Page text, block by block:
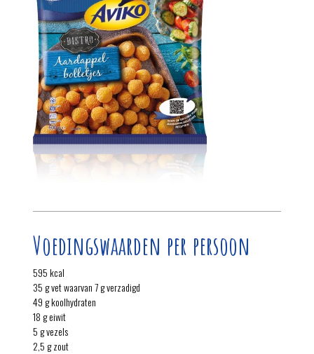
Voedingswaarden per persoon
595 kcal
35 g vet waarvan 7 g verzadigd
49 g koolhydraten
18 g eiwit
5 g vezels
2,5 g zout